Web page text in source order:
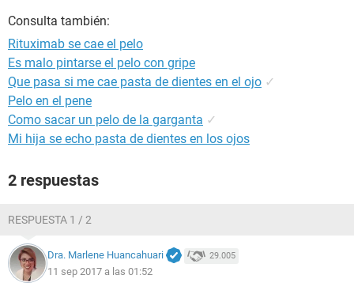
Consulta también:
Rituximab se cae el pelo
Es malo pintarse el pelo con gripe
Que pasa si me cae pasta de dientes en el ojo ✓
Pelo en el pene
Como sacar un pelo de la garganta ✓
Mi hija se echo pasta de dientes en los ojos
2 respuestas
RESPUESTA 1 / 2
Dra. Marlene Huancahuari 29.005
11 sep 2017 a las 01:52